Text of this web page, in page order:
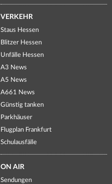
VERKEHR
Staus Hessen
Blitzer Hessen
Unfälle Hessen
A3 News
A5 News
A661 News
Günstig tanken
Parkhäuser
Flugplan Frankfurt
Schulausfälle
ON AIR
Sendungen